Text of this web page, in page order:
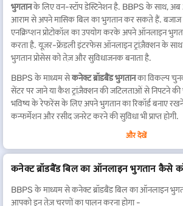
भुगतानके लिए वन-स्टॉप डेस्टिनेशन है. BBPS के साथ,
आराम से अपने मासिक बिल का भुगतान कर सकते हैं. बजाज
एनक्रिप्शन प्रोटोकॉल का उपयोग करके अपने ऑनलाइन
करता है. यूज़र-फ्रेंडली इंटरफेस ऑनलाइन ट्रांज़ैक्शन के साथ
भुगतान प्रोसेस को तेज़ और सुविधाजनक बनाता है.
BBPS के माध्यम सेकनेक्ट ब्रॉडबैंड भुगतानका विकल्प
सेंटर पर जाने या कैश ट्रांज़ैक्शन की जटिलताओं से निपटने
भविष्य के रेफरेंस के लिए अपने भुगतान का रिकॉर्ड बनाए
कन्फर्मेशन और रसीद जनरेट करने की सुविधा भी प्राप्त होगी.
एशियानेट ब्रॉडबैंड बिल का भुगतान
बजाज फाइनेंस में कनेक्ट ब्रॉडबैंड बिल के भुगतान
बजाज फाइनेंस ने कनेक्ट ब्रॉडबैंड बिल का भुगतान आसानी
और देखें
कनेक्ट ब्रॉडबैंड बिल का ऑनलाइन भुगतान कैसे
BBPS के माध्यम से कनेक्ट ब्रॉडबैंड बिल का ऑनलाइन
आपको इन तेज़ चरणों का पालन करना होगा -